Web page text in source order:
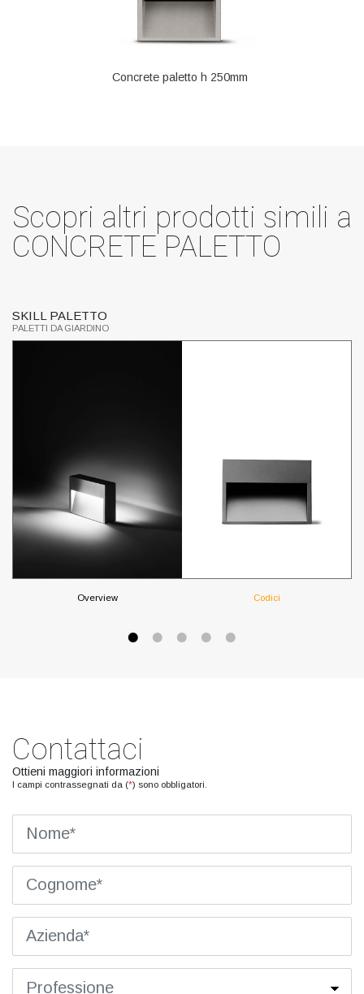
Concrete paletto h 250mm
Scopri altri prodotti simili a
CONCRETE PALETTO
SKILL PALETTO
PALETTI DA GIARDINO
Overview Codici
Contattaci
Ottieni maggiori informazioni
I campi contrassegnati da (*) sono obbligatori.